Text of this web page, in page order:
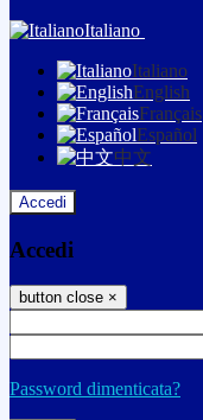
Italiano
Italiano
English
Français
Español
中文
Accedi
Accedi
button close ×
Password dimenticata?